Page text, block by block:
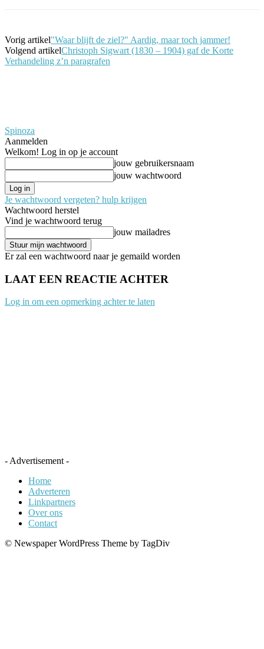
Vorig artikel"Waar blijft de ziel?" Aardig, maar toch jammer!
Volgend artikelChristoph Sigwart (1830 – 1904) gaf de Korte
Verhandeling z’n paragrafen
Spinoza
Aanmelden
Welkom! Log in op je account
jouw gebruikersnaam
jouw wachtwoord
Je wachtwoord vergeten? hulp krijgen
Wachtwoord herstel
Vind je wachtwoord terug
jouw mailadres
Er zal een wachtwoord naar je gemaild worden
LAAT EEN REACTIE ACHTER
Log in om een opmerking achter te laten
- Advertisement -
Home
Adverteren
Linkpartners
Over ons
Contact
© Newspaper WordPress Theme by TagDiv